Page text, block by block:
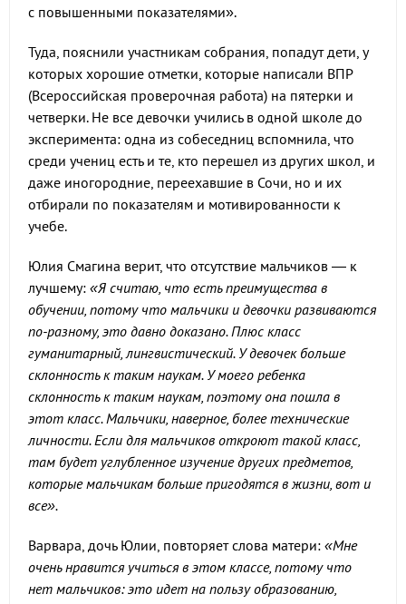
с повышенными показателями».
Туда, пояснили участникам собрания, попадут дети, у
которых хорошие отметки, которые написали ВПР
(Всероссийская проверочная работа) на пятерки и
четверки. Не все девочки учились в одной школе до
эксперимента: одна из собеседниц вспомнила, что
среди учениц есть и те, кто перешел из других школ, и
даже иногородние, переехавшие в Сочи, но и их
отбирали по показателям и мотивированности к
учебе.
Юлия Смагина верит, что отсутствие мальчиков — к
лучшему: «Я считаю, что есть преимущества в
обучении, потому что мальчики и девочки развиваются
по-разному, это давно доказано. Плюс класс
гуманитарный, лингвистический. У девочек больше
склонность к таким наукам. У моего ребенка
склонность к таким наукам, поэтому она пошла в
этот класс. Мальчики, наверное, более технические
личности. Если для мальчиков откроют такой класс,
там будет углубленное изучение других предметов,
которые мальчикам больше пригодятся в жизни, вот и
все».
Варвара, дочь Юлии, повторяет слова матери: «Мне
очень нравится учиться в этом классе, потому что
нет мальчиков: это идет на пользу образованию,